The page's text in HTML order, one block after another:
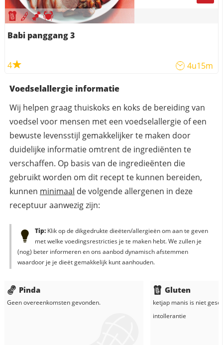
Babi panggang 3
4 4u15m
Voedselallergie informatie
Wij helpen graag thuiskoks en koks de bereiding van
voedsel voor mensen met een voedselallergie of een
bewuste levensstijl gemakkelijker te maken door
duidelijke informatie omtrent de ingrediënten te
verschaffen. Op basis van de ingredieënten die
gebruikt worden om dit recept te kunnen bereiden,
kunnen minimaal de volgende allergenen in deze
receptuur aanwezig zijn:
Tip:Klik op de dikgedrukte dieëten/allergieën om aan te geven
met welke voedingsrestricties je te maken hebt. We zullen je
(nog) beter informeren en ons aanbod dynamisch afstemmen
waardoor je je dieët gemakkelijk kunt aanhouden.
Pinda
Geen overeenkomsten gevonden.
Gluten
ketjap manis is niet
intollerantie